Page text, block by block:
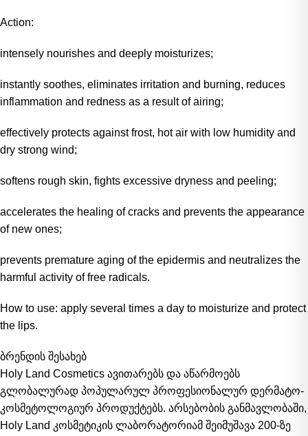
Action:
intensely nourishes and deeply moisturizes;
instantly soothes, eliminates irritation and burning, reduces
inflammation and redness as a result of airing;
effectively protects against frost, hot air with low humidity and
dry strong wind;
softens rough skin, fights excessive dryness and peeling;
accelerates the healing of cracks and prevents the appearance
of new ones;
prevents premature aging of the epidermis and neutralizes the
harmful activity of free radicals.
How to use: apply several times a day to moisturize and protect
the lips.
ბრენდის შესახებ
Holy Land Cosmetics ავითარებს და აწარმოებს
გლობალურად პოპულარულ პროფესიონალურ დერმატო-
კოსმეტოლოგიურ პროდუქტებს. არსებობის განმავლობაში,
Holy Land კოსმეტიკის ლაბორატორიამ შეიმუშავა 200-ზე